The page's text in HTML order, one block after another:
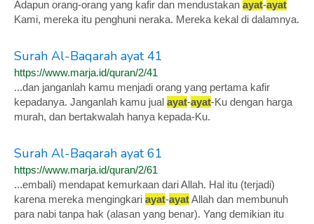
Adapun orang-orang yang kafir dan mendustakan ayat-ayat
Kami, mereka itu penghuni neraka. Mereka kekal di dalamnya.
Surah Al-Baqarah ayat 41
https://www.marja.id/quran/2/41
...dan janganlah kamu menjadi orang yang pertama kafir
kepadanya. Janganlah kamu jual ayat-ayat-Ku dengan harga
murah, dan bertakwalah hanya kepada-Ku.
Surah Al-Baqarah ayat 61
https://www.marja.id/quran/2/61
...embali) mendapat kemurkaan dari Allah. Hal itu (terjadi)
karena mereka mengingkari ayat-ayatAllah dan membunuh
para nabi tanpa hak (alasan yang benar). Yang demikian itu